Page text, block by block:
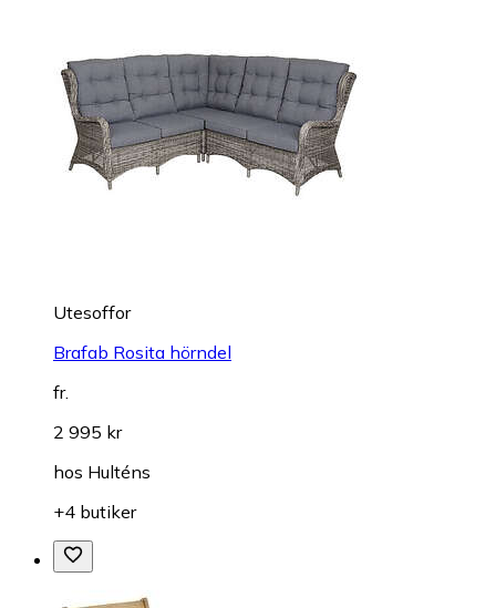
Utesoffor
Brafab Rosita hörndel
fr.
2 995 kr
hos Hulténs
+4 butiker